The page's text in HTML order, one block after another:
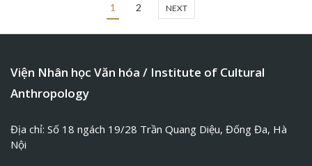
1 2 NEXT
Viện Nhân học Văn hóa / Institute of Cultural
Anthropology
Địa chỉ: Số 18 ngách 19/28 Trần Quang Diệu, Đống Đa, Hà
Nội